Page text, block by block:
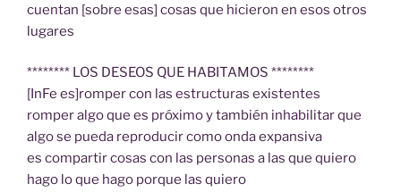
cuentan [sobre esas] cosas que hicieron en esos otros
lugares
******** LOS DESEOS QUE HABITAMOS ********
[InFe es]romper con las estructuras existentes
romper algo que es próximo y también inhabilitar que
algo se pueda reproducir como onda expansiva
es compartir cosas con las personas a las que quiero
hago lo que hago porque las quiero